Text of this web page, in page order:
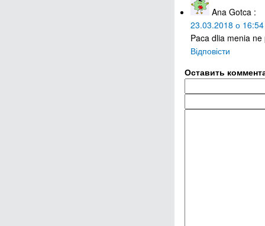
Ana Gotca :
23.03.2018 о 16:54
Paca dlia menia
Відповісти
Оставить